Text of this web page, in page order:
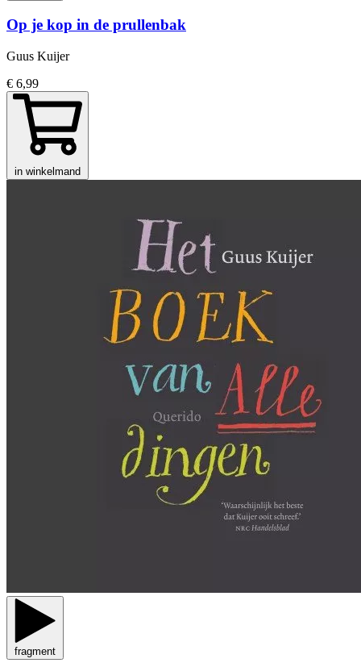
Op je kop in de prullenbak
Guus Kuijer
€ 6,99
in winkelmand
fragment